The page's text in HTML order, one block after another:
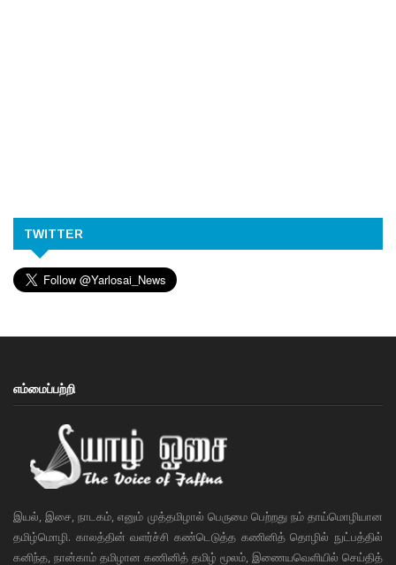
TWITTER
எம்மைப்பற்றி
இயல், இசை, நாடகம், எனும் முத்தமிழால் பெருமை பெற்றது நம் தாய்மொழியான
தமிழ்மொழி. காலத்தின் வளர்ச்சி கண்டெடுத்த கணினித் தொழில் நுட்பத்தில்
கனிந்த, நான்காம் தமிழான கணினித் தமிழ் மூலம், இணையவெளியில் செய்தித்